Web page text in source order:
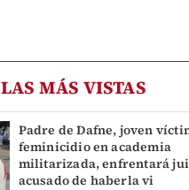
LAS MÁS VISTAS
Padre de Dafne, joven
feminicidio en academia
militarizada, enfrentará
acusado de haberla vi